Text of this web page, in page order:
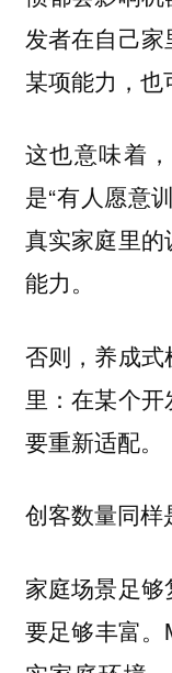
发者在自己家
某项能力，也
这也意味着
是“有人愿意
真实家庭里的
能力。
否则，养成
里：在某个
要重新适配。
创客数量同样
家庭场景足
要足够丰富